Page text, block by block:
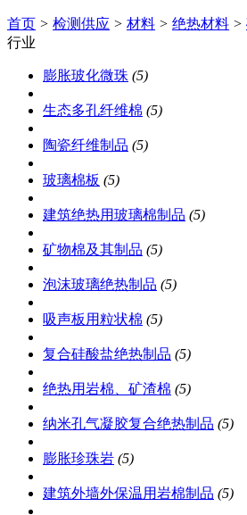
首页 > 检测供应 > 材料 > 绝热材料 >
行业
膨胀玻化微珠 (5)
生态多孔纤维棉 (5)
陶瓷纤维制品 (5)
玻璃棉板 (5)
建筑绝热用玻璃棉制品 (5)
矿物棉及其制品 (5)
泡沫玻璃绝热制品 (5)
吸声板用粒状棉 (5)
复合硅酸盐绝热制品 (5)
绝热用岩棉、矿渣棉 (5)
纳米孔气凝胶复合绝热制品 (5)
膨胀珍珠岩 (5)
建筑外墙外保温用岩棉制品 (5)